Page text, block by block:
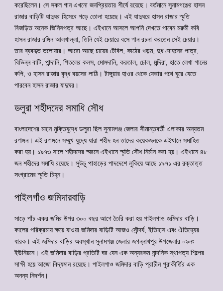
করেছিলেন। সে সকল গান এখনো জনপ্রিয়তার শীর্ষে রয়েছে। বর্তমানে সুনামগঞ্জের হাসন
রাজার বাড়িটি যাদুঘর হিসেবে গড়ে তোলা হয়েছে। এই যাদুঘরে হাসন রাজার স্মৃতি
বিজড়িত অনেক জিনিসপত্র আছে। এইখানে আসলে আপনি দেখতে পাবেন মরুমী কবি
হাসন রাজার রঙ্গিন আলখাল্লা, তিনি যেই চেয়ারে বসে গান রচনা করতেন সেই চেয়ার।
তার ব্যবহৃত তলোয়ার। আরো আছে চায়ের টেবিল, কাঠের খড়ম, দুধ দোহনের পাত্র,
বিভিন্ন বাটি, পান্দানি, পিতলের কলস, মোমদানি, করতাল, ঢোল, মন্দিরা, হাতে লেখা গানের
কপি, ও হাসন রাজার বৃদ্ধ বয়সের লাঠি। টাঙ্গুয়ার হাওর থেকে ফেরার পথে ঘুরে যেতে
পারবেন হাসন রাজার যাদুঘর।
ডলুরা শহীদদের সমাধি সৌধ
বাংলাদেশের মহান মুক্তিযুদ্ধে ডলুরা ছিল সুনামগঞ্জ জেলার সীমান্তবর্তী এলাকার অন্যতম
রণাঙ্গন। এই রণাঙ্গনে সম্মুখ যুদ্ধে যারা শহীদ হন তাদের কয়েকজনকে এইখানে সমাহিত
করা হয়। ১৯৭৩ সালে শহীদদের স্মরনে এইখানে স্মৃতি সৌধ নির্মান করা হয়। এইখানে ৪৮
জন শহীদের সমাধি রয়েছে। সুউচু পাহাড়ের পাদদেশে লুকিয়ে আছে ১৯৭১ এর রক্তাত্ত
সংগ্রামের স্মৃতি চিহ্ন।
পাইলগাঁও জমিদারবাড়ি
সাড়ে পাঁচ একর জমির উপর ৩০০ বছর আগে তৈরি করা হয় পাইলগাও জমিদার বাড়ি।
কালের পরিক্রমায় ক্ষয়ে যাওয়া জমিদার বাড়িটি আজও সৌন্দর্য, ইতিহাস এবং ঐতিহ্যের
ধারক। এই জমিদার বাড়ির অবস্থান সুনামগঞ্জ জেলার জগন্নাথপুর উপজেলার ০৯নং
ইউনিয়নে। এই জমিদার বাড়ির প্রতিটি ঘর যেন এক অন্যরকম নান্দনিক স্থাপত্য শিল্পের
সাক্ষী হয়ে আজো বিদ্যমান রয়েছে। পাইলগাও জমিদার বাড়ি প্রাচীন পুরাকীর্তির এক
অনন্য নিদর্শন।